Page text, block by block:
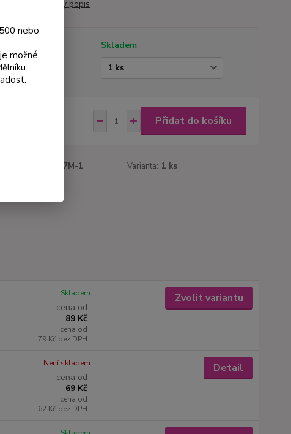
celý popis
Skladem
Varianta
Přidat do košíku
1077M-1 Varianta: 1 ks
cena od
89 Kč
cena od
79 Kč bez DPH
Skladem Zvolit variantu
cena od
69 Kč
cena od
62 Kč bez DPH
Není skladem Detail
nebo
možné